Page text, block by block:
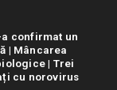
a confirmat un
| Mâncarea
| Trei
cu norovirus